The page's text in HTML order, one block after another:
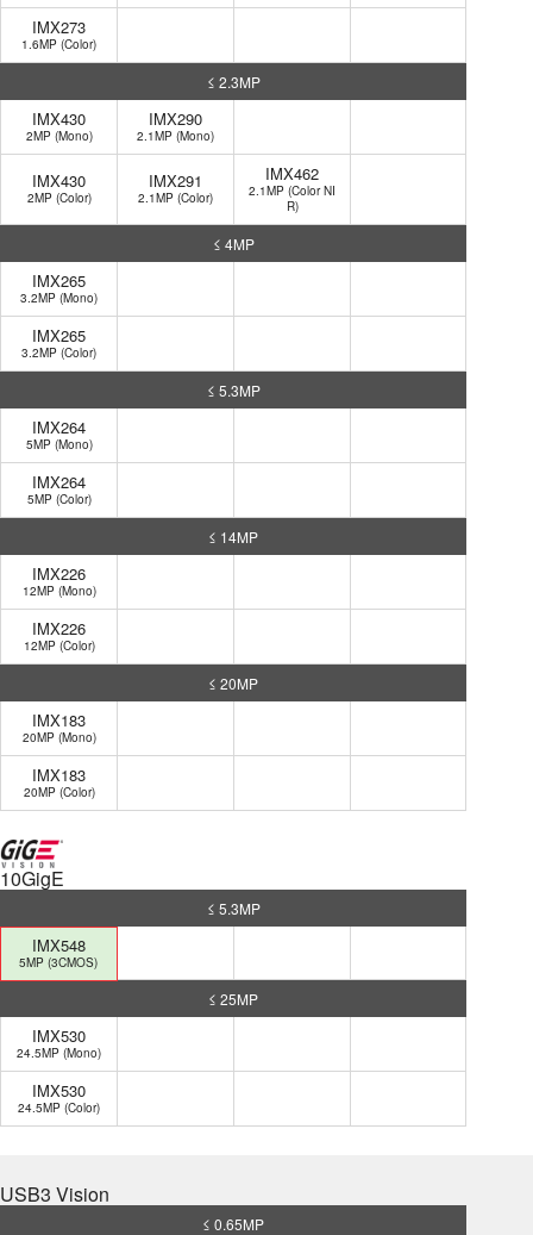
IMX273
1.6MP (Color)
≤ 2.3MP
IMX430
2MP (Mono)
IMX290
2.1MP (Mono)
IMX430
2MP (Color)
IMX291
2.1MP (Color)
IMX462
2.1MP (Color NI
R)
≤ 4MP
IMX265
3.2MP (Mono)
IMX265
3.2MP (Color)
≤ 5.3MP
IMX264
5MP (Mono)
IMX264
5MP (Color)
≤ 14MP
IMX226
12MP (Mono)
IMX226
12MP (Color)
≤ 20MP
IMX183
20MP (Mono)
IMX183
20MP (Color)
10GigE
≤ 5.3MP
IMX548
5MP (3CMOS)
≤ 25MP
IMX530
24.5MP (Mono)
IMX530
24.5MP (Color)
USB3 Vision
≤ 0.65MP